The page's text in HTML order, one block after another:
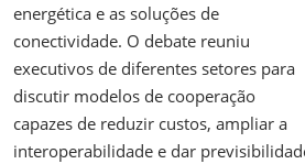
energética e as soluções de
conectividade. O debate reuniu
executivos de diferentes setores para
discutir modelos de cooperação
capazes de reduzir custos, ampliar a
interoperabilidade e dar